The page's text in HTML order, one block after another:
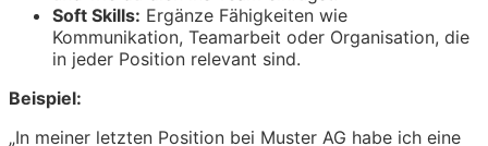
Soft Skills: Ergänze Fähigkeiten wie
Kommunikation, Teamarbeit oder Organisation, die
in jeder Position relevant sind.
Beispiel:
„In meiner letzten Position bei Muster AG habe ich eine